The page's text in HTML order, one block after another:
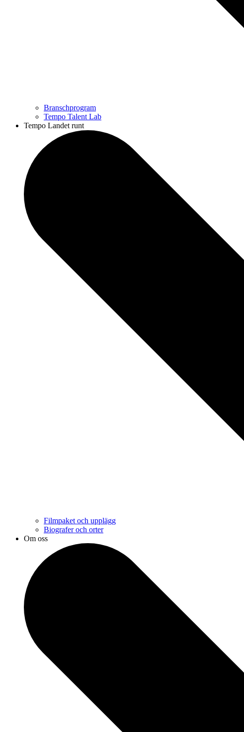
Branschprogram
Tempo Talent Lab
Tempo Landet runt
Filmpaket och upplägg
Biografer och orter
Om oss